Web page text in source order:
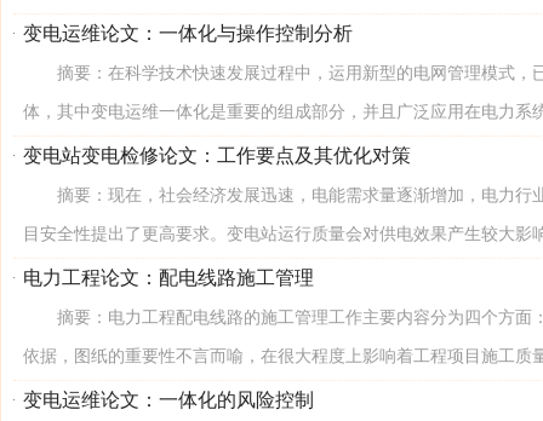
变电运维论文：一体化与操作控制分析
摘要：在科学技术快速发展过程中，运用新型的电网管理模式，
体，其中变电运维一体化是重要的组成部分，并且广泛应用在电力系
变电站变电检修论文：工作要点及其优化对策
摘要：现在，社会经济发展迅速，电能需求量逐渐增加，电力行
目安全性提出了更高要求。变电站运行质量会对供电效果产生较大影
电力工程论文：配电线路施工管理
摘要：电力工程配电线路的施工管理工作主要内容分为四个方面
依据，图纸的重要性不言而喻，在很大程度上影响着工程项目施工质
变电运维论文：一体化的风险控制